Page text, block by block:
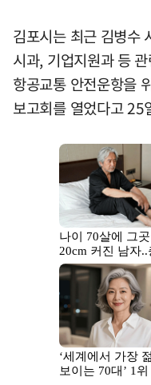
김포시는 최근 김병수
시과, 기업지원과 등
항공교통 안전운항을
보고회를 열었다고 25